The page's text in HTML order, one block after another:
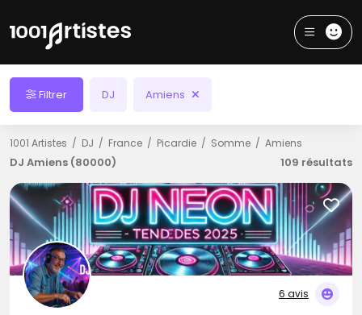
Filtrer DJ Amiens
1001 Artistes DJ France Picardie Somme Amiens
DJ Amiens (80000) 109 résultats
6 avis